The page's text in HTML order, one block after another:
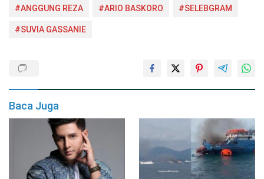
#ANGGUNG REZA #ARIO BASKORO #SELEBGRAM
#SUVIA GASSANIE
Baca Juga